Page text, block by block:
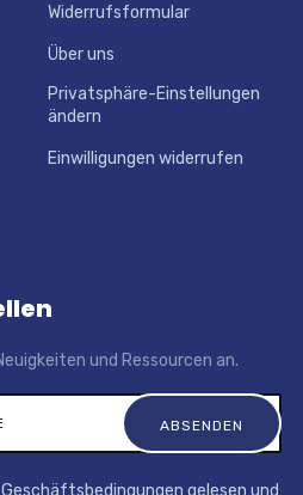
Widerrufsformular
Über uns
Privatsphäre-Einstellungen
ändern
Einwilligungen widerrufen
und Ressourcen an.
gelesen und